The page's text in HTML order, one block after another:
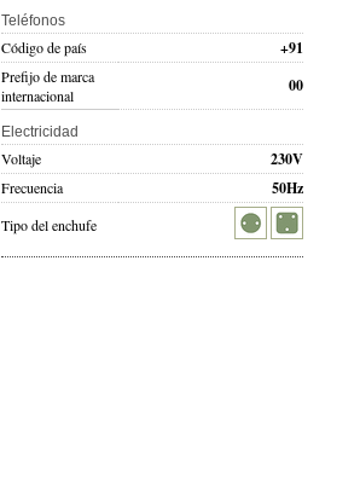
Teléfonos
Código de país +91
Prefijo de marca
internacional
00
Electricidad
Voltaje 230V
Frecuencia 50Hz
Tipo del enchufe